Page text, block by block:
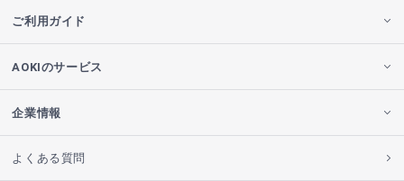
ご利用ガイド
AOKIのサービス
企業情報
よくある質問